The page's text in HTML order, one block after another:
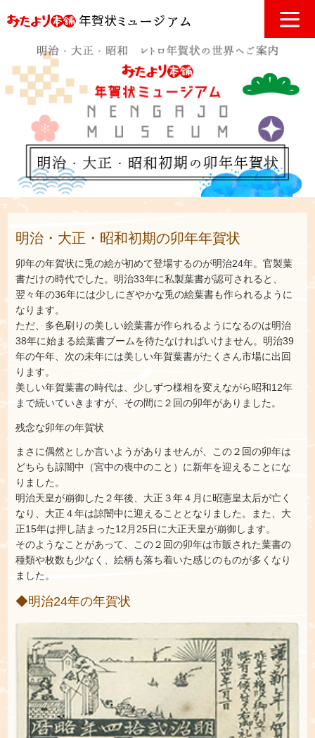
明治・大正・昭和初期の卯年年賀状
卯年の年賀状に兎の絵が初めて登場するのが明治24年。官製葉
書だけの時代でした。明治33年に私製葉書が認可されると、
翌々年の36年には少しにぎやかな兎の絵葉書も作られるように
なります。
ただ、多色刷りの美しい絵葉書が作られるようになるのは明治
38年に始まる絵葉書ブームを待たなければいけません。明治39
年の午年、次の未年には美しい年賀葉書がたくさん市場に出回
ります。
美しい年賀葉書の時代は、少しずつ様相を変えながら昭和12年
まで続いていきますが、その間に２回の卯年がありました。
残念な卯年の年賀状
まさに偶然としか言いようがありませんが、この２回の卯年は
どちらも諒闇中（宮中の喪中のこと）に新年を迎えることにな
りました。
明治天皇が崩御した２年後、大正３年４月に昭憲皇太后が亡く
なり、大正４年は諒闇中に迎えることとなりました。また、大
正15年は押し詰まった12月25日に大正天皇が崩御します。
そのようなことがあって、この２回の卯年は市販された葉書の
種類や枚数も少なく、絵柄も落ち着いた感じのものが多くなり
ました。
◆明治24年の年賀状